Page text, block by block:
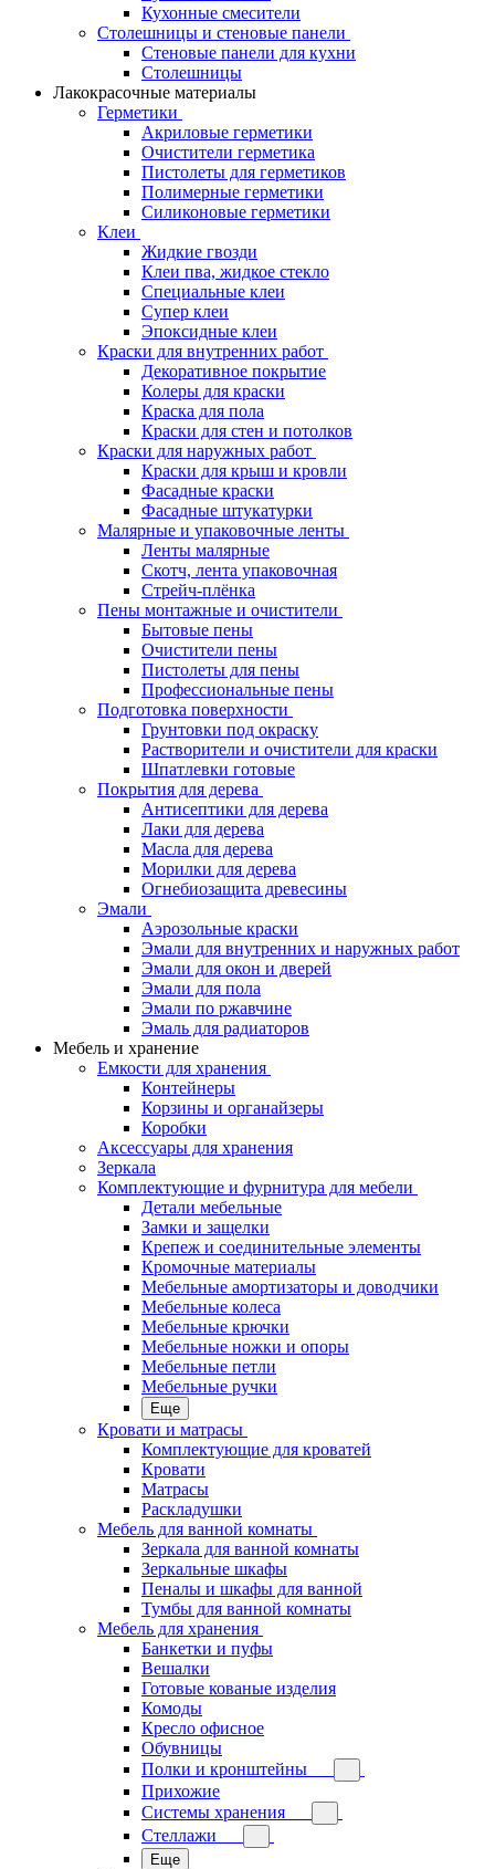
Кухонные смесители
Столешницы и стеновые панели
Стеновые панели для кухни
Столешницы
Лакокрасочные материалы
Герметики
Акриловые герметики
Очистители герметика
Пистолеты для герметиков
Полимерные герметики
Силиконовые герметики
Клеи
Жидкие гвозди
Клеи пва, жидкое стекло
Специальные клеи
Супер клеи
Эпоксидные клеи
Краски для внутренних работ
Декоративное покрытие
Колеры для краски
Краска для пола
Краски для стен и потолков
Краски для наружных работ
Краски для крыш и кровли
Фасадные краски
Фасадные штукатурки
Малярные и упаковочные ленты
Ленты малярные
Скотч, лента упаковочная
Стрейч-плёнка
Пены монтажные и очистители
Бытовые пены
Очистители пены
Пистолеты для пены
Профессиональные пены
Подготовка поверхности
Грунтовки под окраску
Растворители и очистители для краски
Шпатлевки готовые
Покрытия для дерева
Антисептики для дерева
Лаки для дерева
Масла для дерева
Морилки для дерева
Огнебиозащита древесины
Эмали
Аэрозольные краски
Эмали для внутренних и наружных работ
Эмали для окон и дверей
Эмали для пола
Эмали по ржавчине
Эмаль для радиаторов
Мебель и хранение
Емкости для хранения
Контейнеры
Корзины и органайзеры
Коробки
Аксессуары для хранения
Зеркала
Комплектующие и фурнитура для мебели
Детали мебельные
Замки и защелки
Крепеж и соединительные элементы
Кромочные материалы
Мебельные амортизаторы и доводчики
Мебельные колеса
Мебельные крючки
Мебельные ножки и опоры
Мебельные петли
Мебельные ручки
Еще
Кровати и матрасы
Комплектующие для кроватей
Кровати
Матрасы
Раскладушки
Мебель для ванной комнаты
Зеркала для ванной комнаты
Зеркальные шкафы
Пеналы и шкафы для ванной
Тумбы для ванной комнаты
Мебель для хранения
Банкетки и пуфы
Вешалки
Готовые кованые изделия
Комоды
Кресло офисное
Обувницы
Полки и кронштейны
Прихожие
Системы хранения
Стеллажи
Еще